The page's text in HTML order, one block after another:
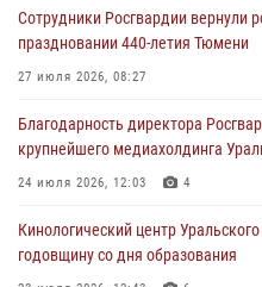
Росгвардейцы в Тюменской
армии Ивана Кирилловича
05 августа 2026, 11:03
В Тюмени офицер Росгвардии в
мерах безопасного владения
05 августа 2026, 09:56
Военнослужащие Росгвардии
направлении
Сотрудники Росгвардии вернули
праздновании 440-летия Тюмени
27 июля 2026, 08:27
Благодарность директора
крупнейшего медиахолдинга
24 июля 2026, 12:03 4
Кинологический центр
годовщину со дня образования